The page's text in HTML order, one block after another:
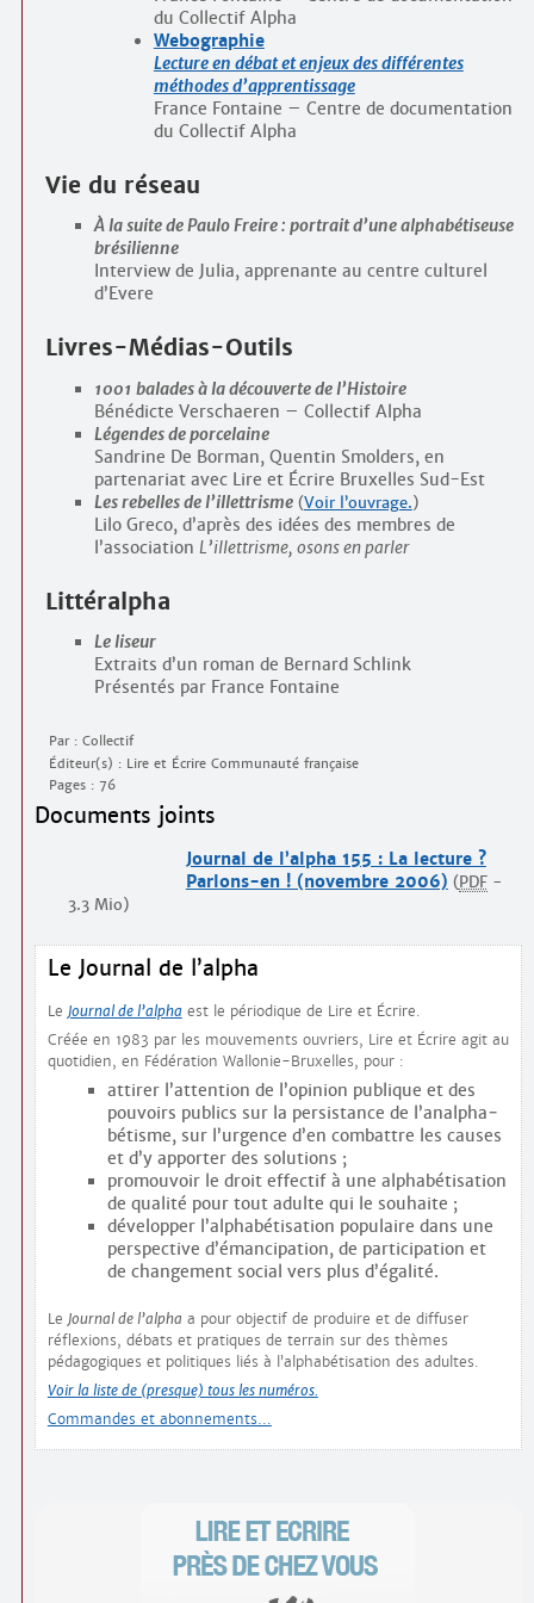
du Collectif Alpha
Webographie
Lecture en débat et enjeux des différentes
méthodes d’apprentissage
France Fontaine – Centre de documentation
du Collectif Alpha
Vie du réseau
À la suite de Paulo Freire : portrait d’une alphabétiseuse
brésilienne
Interview de Julia, apprenante au centre culturel
d’Evere
Livres-Médias-Outils
1001 balades à la découverte de l’Histoire
Bénédicte Verschaeren – Collectif Alpha
Légendes de porcelaine
Sandrine De Borman, Quentin Smolders, en
partenariat avec Lire et Écrire Bruxelles Sud-Est
Les rebelles de l’illettrisme (Voir l’ouvrage.)
Lilo Greco, d’après des idées des membres de
l’association L’illettrisme, osons en parler
Littéralpha
Le liseur
Extraits d’un roman de Bernard Schlink
Présentés par France Fontaine
Par : Collectif
Éditeur(s) : Lire et Écrire Communauté française
Pages : 76
Documents joints
Journal de l’alpha 155 : La lecture ?
Parlons-en ! (novembre 2006) ( PDF-
3.3 Mio)
Le Journal de l’alpha
Le Journal de l’alphaest le périodique de Lire et Écrire.
Créée en 1983 par les mouvements ouvriers, Lire et Écrire agit au
quotidien, en Fédération Wallonie-Bruxelles, pour :
attirer l’attention de l’opinion publique et des
pouvoirs publics sur la persistance de l’analpha­
bétisme, sur l’urgence d’en combattre les causes
et d’y apporter des solutions ;
promouvoir le droit effectif à une alphabétisation
de qualité pour tout adulte qui le souhaite ;
développer l’alphabétisation populaire dans une
perspective d’émancipation, de participation et
de changement social vers plus d’égalité.
Le Journal de l’alpha a pour objectif de produire et de diffuser
réflexions, débats et pratiques de terrain sur des thèmes
pédagogiques et politiques liés à l’alphabétisation des adultes.
Voir la liste de (presque) tous les numéros.
Commandes et abonnements…